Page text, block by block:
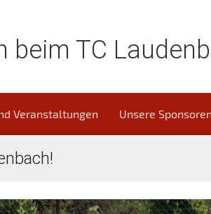
beim TC
Veranstaltungen Unsere Sponsoren